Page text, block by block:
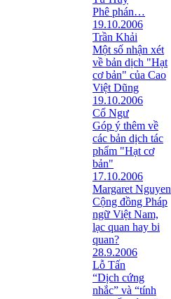
Phê phán…
19.10.2006
Trần Khải
Một số nhận xét
về bản dịch "Hạt
cơ bản" của Cao
Việt Dũng
19.10.2006
Cổ Ngư
Góp ý thêm về
các bản dịch tác
phẩm "Hạt cơ
bản"
17.10.2006
Margaret Nguyen
Cộng đồng Pháp
ngữ Việt Nam,
lạc quan hay bi
quan?
28.9.2006
Lỗ Tấn
“Dịch cứng
nhắc” và “tính